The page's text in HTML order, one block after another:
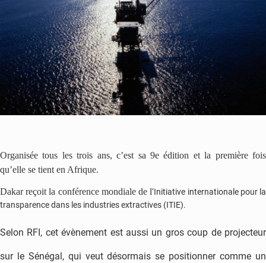
Organisée tous les trois ans, c’est sa 9e édition et la première fois
qu’elle se tient en Afrique.
Dakar reçoit la conférence mondiale de l‘Initiative internationale pour la
transparence dans les industries extractives (ITIE).
Selon RFI, cet évènement est aussi un gros coup de projecteur
sur le Sénégal, qui veut désormais se positionner comme un